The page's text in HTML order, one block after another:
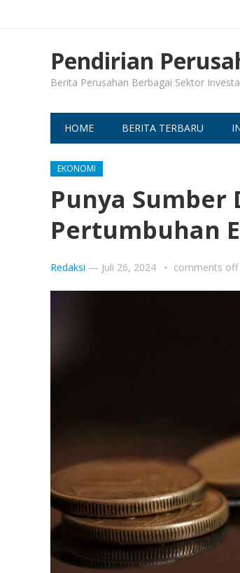
Pendirian
Berita Perusahan Berbagai Sektor
HOME BERITA TERBARU
EKONOMI
Punya Sumber
Pertumbuhan
Redaksi — Juli 26, 2024 comments off